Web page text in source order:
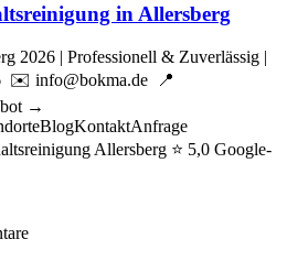
in Allersberg
2026 | Professionell & Zuverlässig |
✉️ info@bokma.de 📍
→
Allersberg ⭐ 5,0 Google-